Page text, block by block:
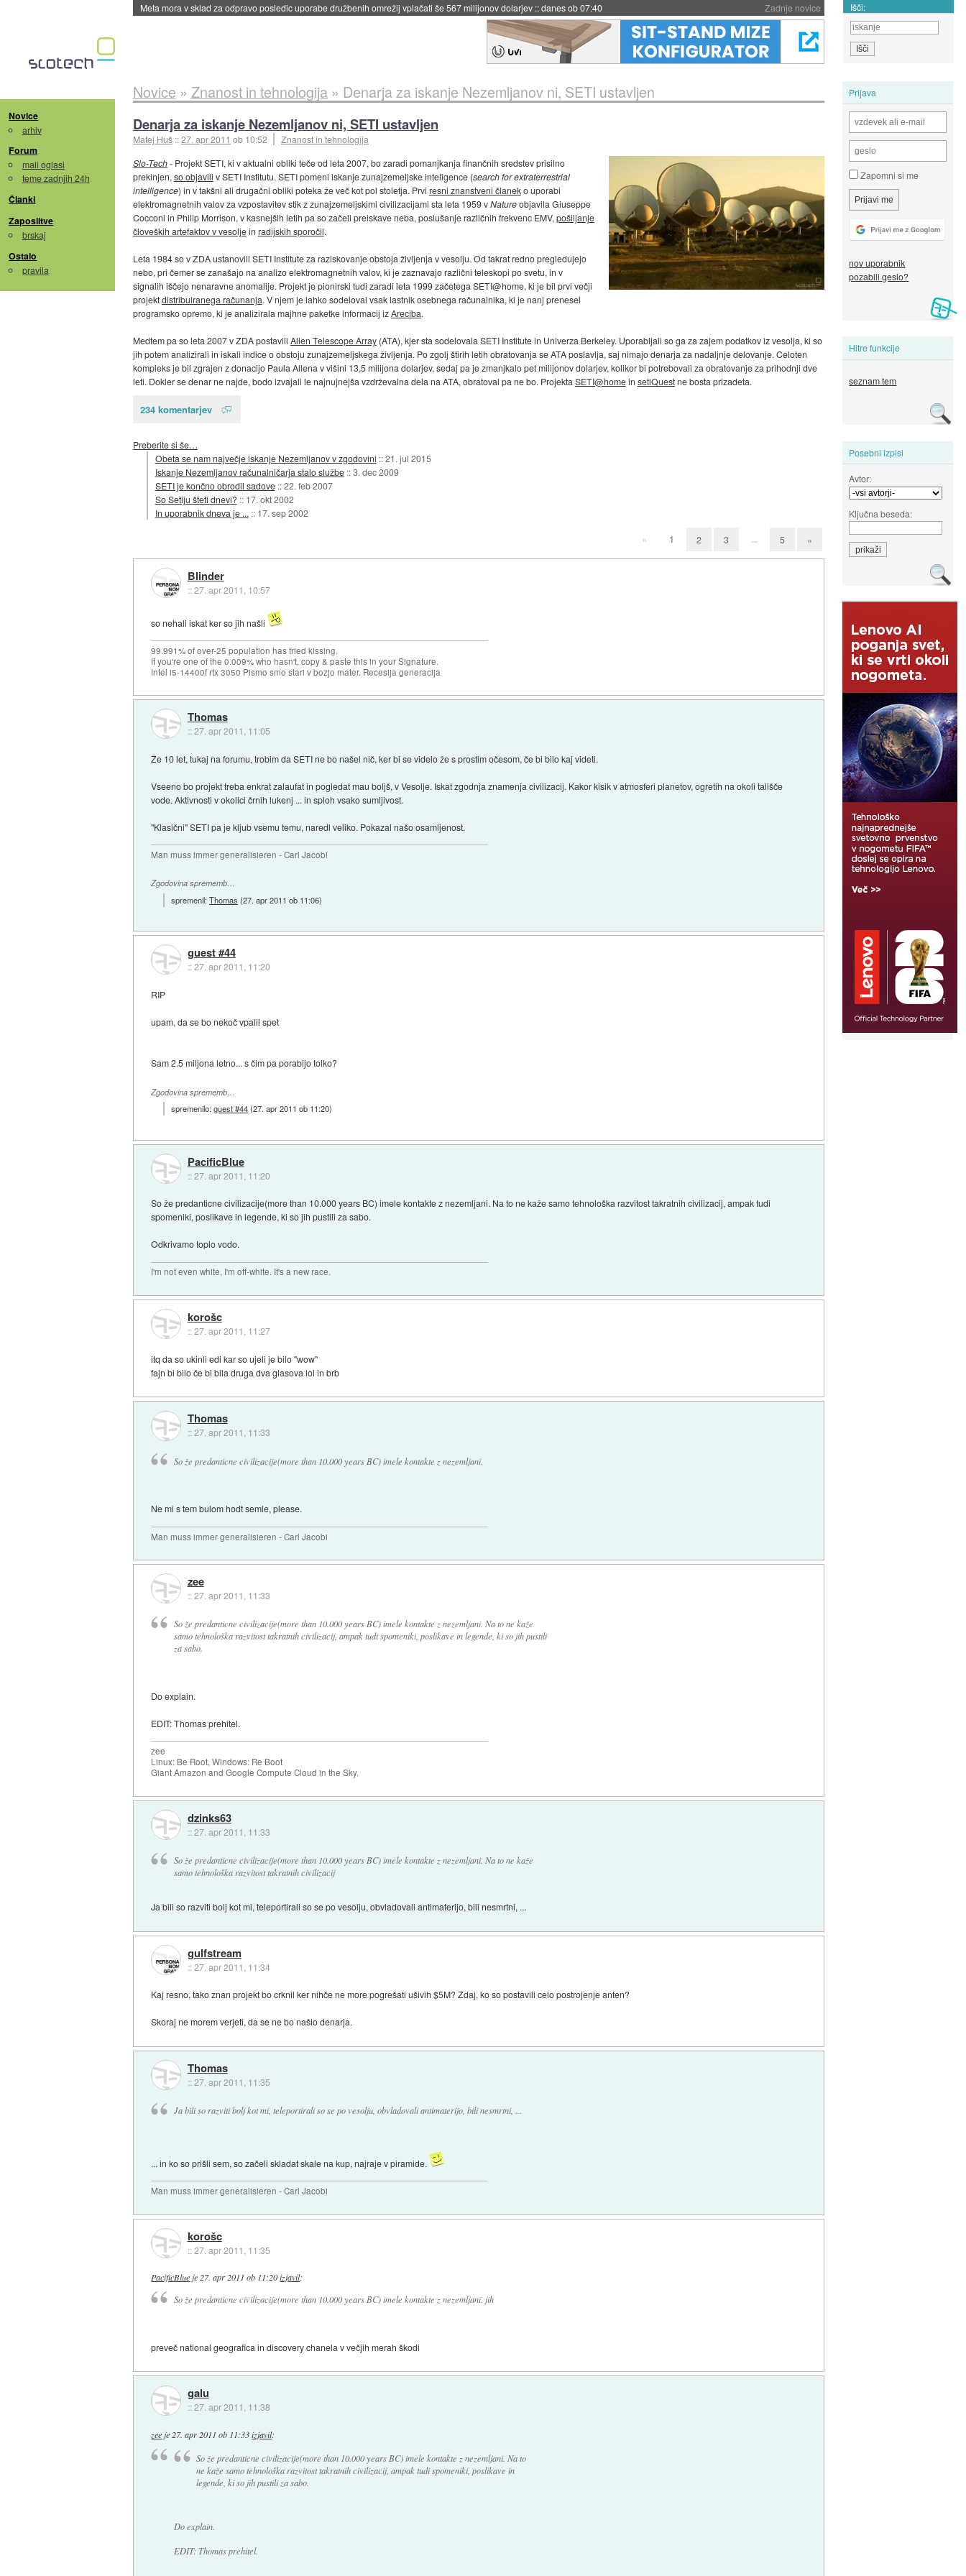
Zadnje novice
Meta mora v sklad za odpravo posledic uporabe družbenih omrežij vplačati še 567 milijonov dolarjev ::danes ob 07:40 Išči:
Novice
arhiv
Forum
mali oglasi
teme zadnjih 24h
Članki
Zaposlitve
brskaj
Ostalo
pravila
Prijava
Zapomni si me
nov uporabnik
pozabili geslo?
Hitre funkcije
seznam tem
Posebni izpisi
Avtor:
Ključna beseda:
Novice » Znanost in tehnologija» Denarja za iskanje Nezemljanov ni, SETI ustavljen
Denarja za iskanje Nezemljanov ni, SETI ustavljen
Matej Huš ::27. apr 2011 ob 10:52
Znanost in tehnologija
Slo-Tech- Projekt SETI, ki v aktualni obliki teče od leta 2007, bo zaradi pomanjkanja finančnih sredstev prisilno
prekinjen, so objavili v SETI Institutu. SETI pomeni iskanje zunajzemeljske inteligence (search for extraterrestrial
intelligence) in v takšni ali drugačni obliki poteka že več kot pol stoletja. Prvi resni znanstveni članeko uporabi
elektromagnetnih valov za vzpostavitev stik z zunajzemeljskimi civilizacijami sta leta 1959 vNatureobjavila Giuseppe
Cocconi in Philip Morrison, v kasnejših letih pa so začeli preiskave neba, poslušanje različnih frekvenc EMV, pošiljanje
človeških artefaktov v vesoljein radijskih sporočil.
Leta 1984 so v ZDA ustanovili SETI Institute za raziskovanje obstoja življenja v vesolju. Od takrat redno pregledujejo
nebo, pri čemer se zanašajo na analizo elektromagnetnih valov, ki je zaznavajo različni teleskopi po svetu, in v
signalih iščejo nenaravne anomalije. Projekt je pionirski tudi zaradi leta 1999 začetega SETI@home, ki je bil prvi večji
projektdistribuiranega računanja. V njem je lahko sodeloval vsak lastnik osebnega računalnika, ki je nanj prenesel
programsko opremo, ki je analizirala majhne paketke informacij izAreciba.
Medtem pa so leta 2007 v ZDA postavili Allen Telescope Array(ATA), kjer sta sodelovala SETI Institute in Univerza Berkeley. Uporabljali so ga za zajem podatkov iz vesolja, ki so
jih potem analizirali in iskali indice o obstoju zunajzemeljskega življenja. Po zgolj štirih letih obratovanja se ATA poslavlja, saj nimajo denarja za nadaljnje delovanje. Celoten
kompleks je bil zgrajen z donacijo Paula Allena v višini 13,5 milijona dolarjev, sedaj pa je zmanjkalo pet milijonov dolarjev, kolikor bi potrebovali za obratovanje za prihodnji dve
leti. Dokler se denar ne najde, bodo izvajali le najnujnejša vzdrževalna dela na ATA, obratoval pa ne bo. Projekta SETI@homein setiQuestne bosta prizadeta.
234 komentarjev
Preberite si še…
Obeta se nam največje iskanje Nezemljanov v zgodovini ::21. jul 2015
Iskanje Nezemljanov računalničarja stalo službe ::3. dec 2009
SETI je končno obrodil sadove ::22. feb 2007
So Setiju šteti dnevi? :: 17. okt 2002
In uporabnik dneva je ... :: 17. sep 2002
« 1 2 3 ... 5 »
Blinder
::27. apr 2011, 10:57
so nehali iskat ker so jih našli
99.991% of over-25 population has tried kissing.
If you're one of the 0.009% who hasn't, copy & paste this in your Signature.
Intel i5-14400f rtx 3050 Pismo smo stari v bozjo mater. Recesija generacija
Thomas
::27. apr 2011, 11:05
Že 10 let, tukaj na forumu, trobim da SETI ne bo našel nič, ker bi se videlo že s prostim očesom, če bi bilo kaj videti.
Vseeno bo projekt treba enkrat zalaufat in pogledat mau boljš, v Vesolje. Iskat zgodnja znamenja civilizacij. Kakor kisik v atmosferi planetov, ogretih na okoli tališče
vode. Aktivnosti v okolici črnih lukenj ... in sploh vsako sumljivost.
"Klasični" SETI pa je kljub vsemu temu, naredl veliko. Pokazal našo osamljenost.
Man muss immer generalisieren - Carl Jacobi
Zgodovina sprememb…
spremenil:Thomas (27. apr 2011 ob 11:06)
guest #44
::27. apr 2011, 11:20
RIP
upam, da se bo nekoč vpalil spet
Sam 2.5 miljona letno... s čim pa porabijo tolko?
Zgodovina sprememb…
spremenilo:guest #44(27. apr 2011 ob 11:20)
PacificBlue
::27. apr 2011, 11:20
So že predanticne civilizacije(more than 10.000 years BC) imele kontakte z nezemljani. Na to ne kaže samo tehnološka razvitost takratnih civilizacij, ampak tudi
spomeniki, poslikave in legende, ki so jih pustili za sabo.
Odkrivamo toplo vodo.
I'm not even white, I'm off-white. It's a new race.
korošc
::27. apr 2011, 11:27
itq da so ukinli edi kar so ujeli je bilo ''wow''
fajn bi bilo če bi bila druga dva glasova lol in brb
Thomas
::27. apr 2011, 11:33
So že predanticne civilizacije(more than 10.000 years BC) imele kontakte z nezemljani.
Ne mi s tem bulom hodt semle, please.
Man muss immer generalisieren - Carl Jacobi
zee
::27. apr 2011, 11:33
So že predanticne civilizacije(more than 10.000 years BC) imele kontakte z nezemljani. Na to ne kaže
samo tehnološka razvitost takratnih civilizacij, ampak tudi spomeniki, poslikave in legende, ki so jih pustili
za sabo.
Do explain.
EDIT: Thomas prehitel.
zee
Linux: Be Root, Windows: Re Boot
Giant Amazon and Google Compute Cloud in the Sky.
dzinks63
::27. apr 2011, 11:33
So že predanticne civilizacije(more than 10.000 years BC) imele kontakte z nezemljani. Na to ne kaže
samo tehnološka razvitost takratnih civilizacij
Ja bili so razviti bolj kot mi, teleportirali so se po vesolju, obvladovali antimaterijo, bili nesmrtni, ...
gulfstream
::27. apr 2011, 11:34
Kaj resno, tako znan projekt bo crknil ker nihče ne more pogrešati ušivih $5M? Zdaj, ko so postavili celo postrojenje anten?
Skoraj ne morem verjeti, da se ne bo našlo denarja.
Thomas
::27. apr 2011, 11:35
Ja bili so razviti bolj kot mi, teleportirali so se po vesolju, obvladovali antimaterijo, bili nesmrtni, ...
... in ko so prišli sem, so začeli skladat skale na kup, najraje v piramide.
Man muss immer generalisieren - Carl Jacobi
korošc
::27. apr 2011, 11:35
PacificBlueje27. apr 2011 ob 11:20 izjavil:
So že predanticne civilizacije(more than 10.000 years BC) imele kontakte z nezemljani. jih
preveč national geografica in discovery chanela v večjih merah škodi
galu
::27. apr 2011, 11:38
zee je 27. apr 2011 ob 11:33 izjavil:
So že predanticne civilizacije(more than 10.000 years BC) imele kontakte z nezemljani. Na to
ne kaže samo tehnološka razvitost takratnih civilizacij, ampak tudi spomeniki, poslikave in
legende, ki so jih pustili za sabo.
Do explain.
EDIT: Thomas prehitel.